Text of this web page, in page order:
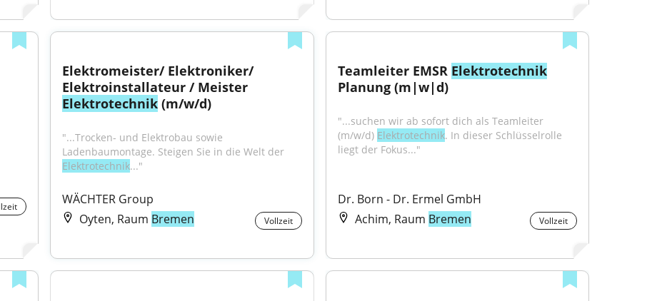
Elektromeister/ Elektroniker/
Elektrotechnik (m/w/d)
"...Trocken- und Elektrobau sowie
Elektrotechnik..."
WÄCHTER Group
Oyten, Raum Bremen Vollzeit
Teamleiter EMSR Elektrotechnik
Planung (m|w|d)
"...suchen wir ab sofort dich als Teamleiter
(m/w/d) Elektrotechnik. In dieser Schlüsselrolle
liegt der Fokus..."
Dr. Born - Dr. Ermel GmbH
Achim, Raum Bremen Vollzeit